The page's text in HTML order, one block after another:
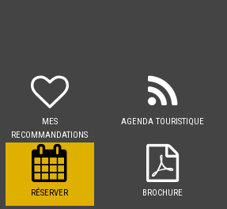
MES
RECOMMANDATIONS
AGENDA TOURISTIQUE
RÉSERVER BROCHURE